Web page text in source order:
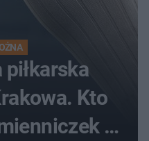
Kto
na